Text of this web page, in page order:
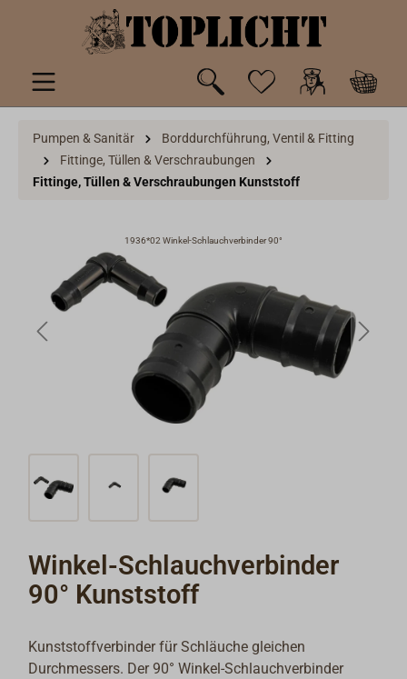
springen
Pumpen & Sanitär
Borddurchführung, Ventil & Fitting
Fittinge, Tüllen & Verschraubungen
Fittinge, Tüllen & Verschraubungen Kunststoff
1936*02 Winkel-Schlauchverbinder 90°
Winkel-Schlauchverbinder
90° Kunststoff
Kunststoffverbinder für Schläuche gleichen
Durchmessers. Der 90° Winkel-Schlauchverbinder